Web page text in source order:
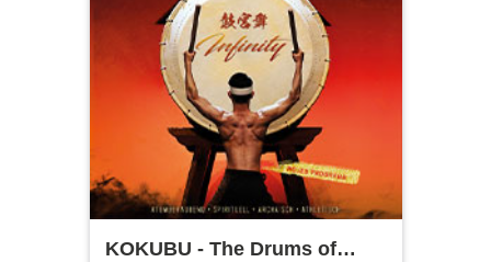
KOKUBU - The Drums of